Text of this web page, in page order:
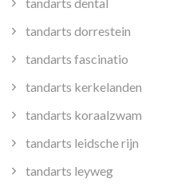
tandarts dorrestein
tandarts fascinatio
tandarts kerkelanden
tandarts koraalzwam
tandarts leidsche rijn
tandarts leyweg